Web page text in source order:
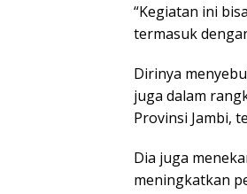
“Kegiatan ini
termasuk
Dirinya
juga dalam
Provinsi Jambi,
Dia juga
meningkatkan